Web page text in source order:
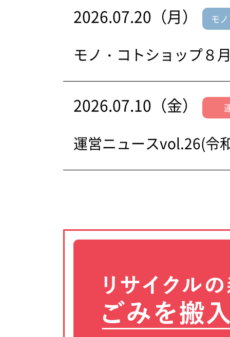
2026.07.20（月） モ
モノ・コトショップ８
2026.07.10（金）
運営ニュースvol.26(令